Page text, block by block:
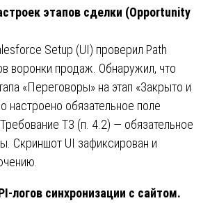
этапов сделки (Opportunity
Setup (UI) проверил Path
воронки продаж. Обнаружил, что
«Переговоры» на этап «Закрыто и
настроено обязательное поле
ТЗ (п. 4.2) — обязательное
Скриншот UI зафиксирован и
логов синхронизации с сайтом.